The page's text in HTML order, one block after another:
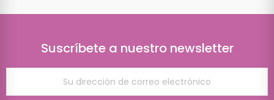
Suscríbete a nuestro newsletter